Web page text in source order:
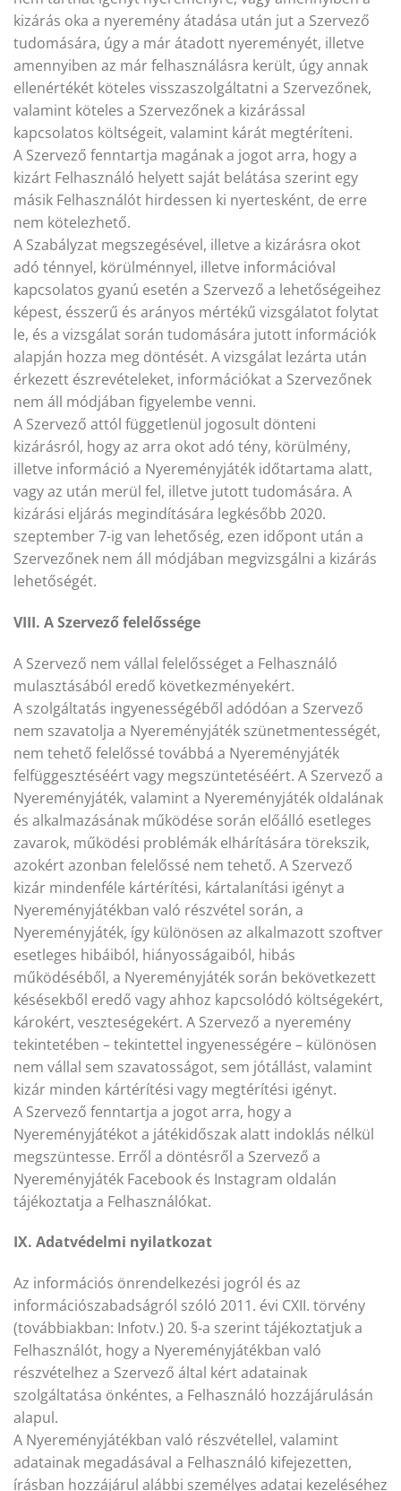
kizárás oka a nyeremény átadása után jut a Szervező
tudomására, úgy a már átadott nyereményét, illetve
amennyiben az már felhasználásra került, úgy annak
ellenértékét köteles visszaszolgáltatni a Szervezőnek,
valamint köteles a Szervezőnek a kizárással
kapcsolatos költségeit, valamint kárát megtéríteni.
A Szervező fenntartja magának a jogot arra, hogy a
kizárt Felhasználó helyett saját belátása szerint egy
másik Felhasználót hirdessen ki nyertesként, de erre
nem kötelezhető.
A Szabályzat megszegésével, illetve a kizárásra okot
adó ténnyel, körülménnyel, illetve információval
kapcsolatos gyanú esetén a Szervező a lehetőségeihez
képest, ésszerű és arányos mértékű vizsgálatot folytat
le, és a vizsgálat során tudomására jutott információk
alapján hozza meg döntését. A vizsgálat lezárta után
érkezett észrevételeket, információkat a Szervezőnek
nem áll módjában figyelembe venni.
A Szervező attól függetlenül jogosult dönteni
kizárásról, hogy az arra okot adó tény, körülmény,
illetve információ a Nyereményjáték időtartama alatt,
vagy az után merül fel, illetve jutott tudomására. A
kizárási eljárás megindítására legkésőbb 2020.
szeptember 7-ig van lehetőség, ezen időpont után a
Szervezőnek nem áll módjában megvizsgálni a kizárás
lehetőségét.
VIII. A Szervező felelőssége
A Szervező nem vállal felelősséget a Felhasználó
mulasztásából eredő következményekért.
A szolgáltatás ingyenességéből adódóan a Szervező
nem szavatolja a Nyereményjáték szünetmentességét,
nem tehető felelőssé továbbá a Nyereményjáték
felfüggesztéséért vagy megszüntetéséért. A Szervező a
Nyereményjáték, valamint a Nyereményjáték oldalának
és alkalmazásának működése során előálló esetleges
zavarok, működési problémák elhárítására törekszik,
azokért azonban felelőssé nem tehető. A Szervező
kizár mindenféle kártérítési, kártalanítási igényt a
Nyereményjátékban való részvétel során, a
Nyereményjáték, így különösen az alkalmazott szoftver
esetleges hibáiból, hiányosságaiból, hibás
működéséből, a Nyereményjáték során bekövetkezett
késésekből eredő vagy ahhoz kapcsolódó költségekért,
károkért, veszteségekért. A Szervező a nyeremény
tekintetében – tekintettel ingyenességére – különösen
nem vállal sem szavatosságot, sem jótállást, valamint
kizár minden kártérítési vagy megtérítési igényt.
A Szervező fenntartja a jogot arra, hogy a
Nyereményjátékot a játékidőszak alatt indoklás nélkül
megszüntesse. Erről a döntésről a Szervező a
Nyereményjáték Facebook és Instagram oldalán
tájékoztatja a Felhasználókat.
IX. Adatvédelmi nyilatkozat
Az információs önrendelkezési jogról és az
információszabadságról szóló 2011. évi CXII. törvény
(továbbiakban: Infotv.) 20. §-a szerint tájékoztatjuk a
Felhasználót, hogy a Nyereményjátékban való
részvételhez a Szervező által kért adatainak
szolgáltatása önkéntes, a Felhasználó hozzájárulásán
alapul.
A Nyereményjátékban való részvétellel, valamint
adatainak megadásával a Felhasználó kifejezetten,
írásban hozzájárul alábbi személyes adatai kezeléséhez